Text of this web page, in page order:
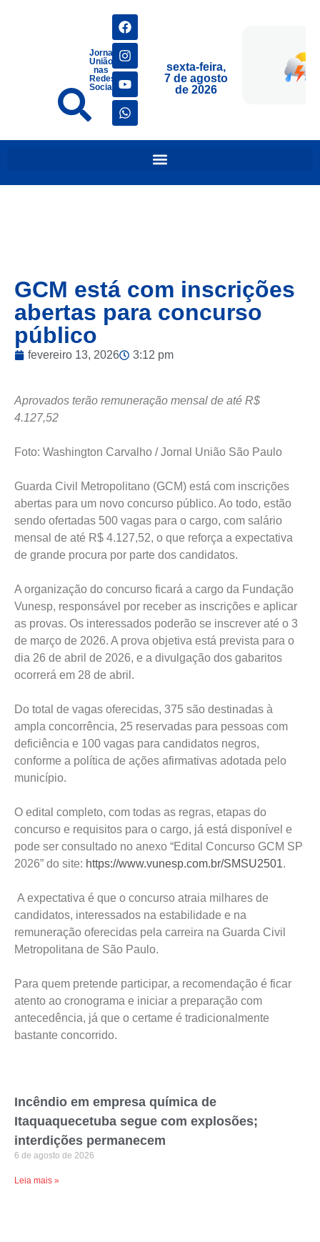
Jornais
União
nas
Redes
Sociais
sexta-feira,
7 de agosto
de 2026
GCM está com inscrições
abertas para concurso
público
fevereiro 13, 2026 3:12 pm
Aprovados terão remuneração mensal de até R$
4.127,52
Foto: Washington Carvalho / Jornal União São Paulo
Guarda Civil Metropolitano (GCM) está com inscrições
abertas para um novo concurso público. Ao todo, estão
sendo ofertadas 500 vagas para o cargo, com salário
mensal de até R$ 4.127,52, o que reforça a expectativa
de grande procura por parte dos candidatos.
A organização do concurso ficará a cargo da Fundação
Vunesp, responsável por receber as inscrições e aplicar
as provas. Os interessados poderão se inscrever até o 3
de março de 2026. A prova objetiva está prevista para o
dia 26 de abril de 2026, e a divulgação dos gabaritos
ocorrerá em 28 de abril.
Do total de vagas oferecidas, 375 são destinadas à
ampla concorrência, 25 reservadas para pessoas com
deficiência e 100 vagas para candidatos negros,
conforme a política de ações afirmativas adotada pelo
município.
O edital completo, com todas as regras, etapas do
concurso e requisitos para o cargo, já está disponível e
pode ser consultado no anexo “Edital Concurso GCM SP
2026” do site: https://www.vunesp.com.br/SMSU2501.
A expectativa é que o concurso atraia milhares de
candidatos, interessados na estabilidade e na
remuneração oferecidas pela carreira na Guarda Civil
Metropolitana de São Paulo.
Para quem pretende participar, a recomendação é ficar
atento ao cronograma e iniciar a preparação com
antecedência, já que o certame é tradicionalmente
bastante concorrido.
Incêndio em empresa química de
Itaquaquecetuba segue com explosões;
interdições permanecem
6 de agosto de 2026
Leia mais »